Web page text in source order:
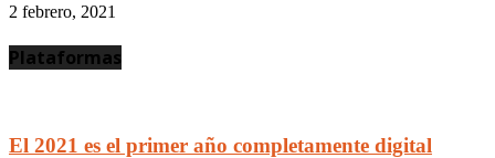
2 febrero, 2021
Plataformas
El 2021 es el primer año completamente digital